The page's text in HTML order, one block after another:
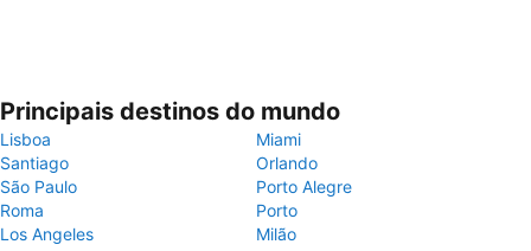
Principais destinos do mundo
Lisboa
Miami
Santiago
Orlando
São Paulo
Porto Alegre
Roma
Porto
Los Angeles
Milão